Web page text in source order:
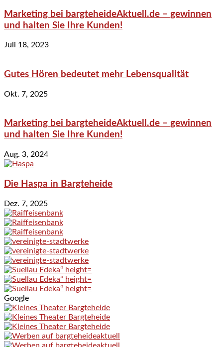
Marketing bei bargteheideAktuell.de – gewinnen
und halten Sie Ihre Kunden!
Juli 18, 2023
Gutes Hören bedeutet mehr Lebensqualität
Okt. 7, 2025
Marketing bei bargteheideAktuell.de – gewinnen
und halten Sie Ihre Kunden!
Aug. 3, 2024
Die Haspa in Bargteheide
Dez. 7, 2025
Google